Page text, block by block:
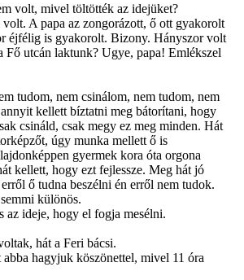
volt, mivel töltötték az idejüket?
A papa az zongorázott, ő ott gyakorolt
éjfélig is gyakorolt. Bizony. Hányszor volt
Fő utcán laktunk? Ugye, papa! Emlékszel
tudom, nem csinálom, nem tudom, nem
kellett bíztatni meg bátorítani, hogy
csináld, csak megy ez meg minden. Hát
úgy munka mellett ő is
gyermek kora óta orgona
kellett, hogy ezt fejlessze. Meg hát jó
ő tudna beszélni én erről nem tudok.
különös.
ideje, hogy el fogja mesélni.
hát a Feri bácsi.
hagyjuk köszönettel, mivel 11 óra